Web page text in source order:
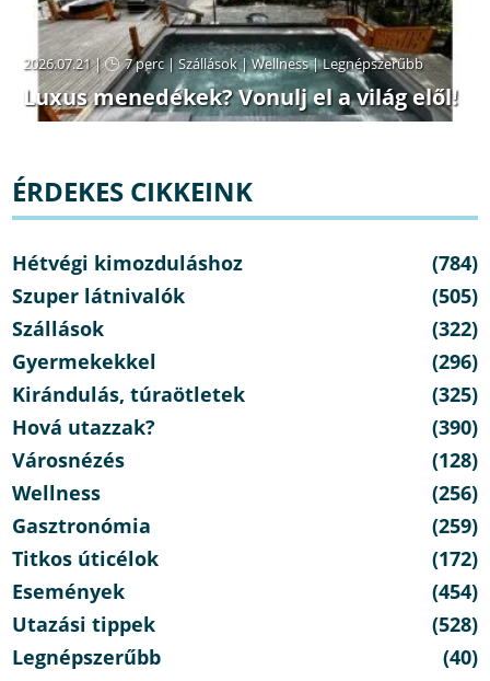
2026.07.21 | 7 perc|Szállások|Wellness|Legnépszerűbb
Luxus menedékek? Vonulj el a világ elől!
ÉRDEKES CIKKEINK
Hétvégi kimozduláshoz
(784)
Szuper látnivalók
(505)
Szállások
(322)
Gyermekekkel
(296)
Kirándulás, túraötletek
(325)
Hová utazzak?
(390)
Városnézés
(128)
Wellness
(256)
Gasztronómia
(259)
Titkos úticélok
(172)
Események
(454)
Utazási tippek
(528)
Legnépszerűbb
(40)